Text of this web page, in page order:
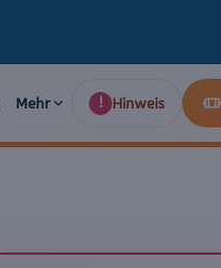
Mehr ! Hinweis